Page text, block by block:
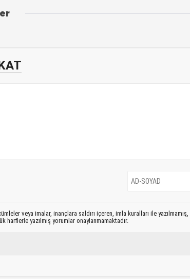
veya imalar, inançlara saldırı içeren, imla kuralları ile yazılmamış,
harflerle yazılmış yorumlar onaylanmamaktadır.